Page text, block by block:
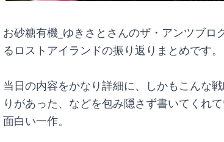
お砂糖有機_ゆきさとさんのザ・アンツブロ
るロストアイランドの振り返りまとめです。
当日の内容をかなり詳細に、しかもこんな
りがあった、などを包み隠さず書いてくれ
面白い一作。